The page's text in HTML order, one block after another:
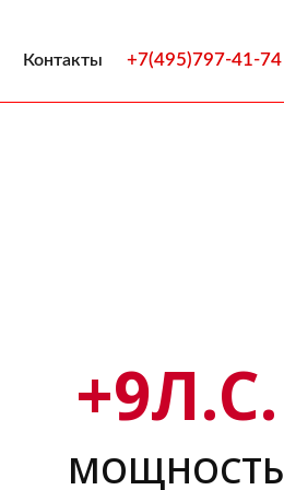
Контакты +7(495)797-41-74
+9Л.С.
МОЩНОСТЬ